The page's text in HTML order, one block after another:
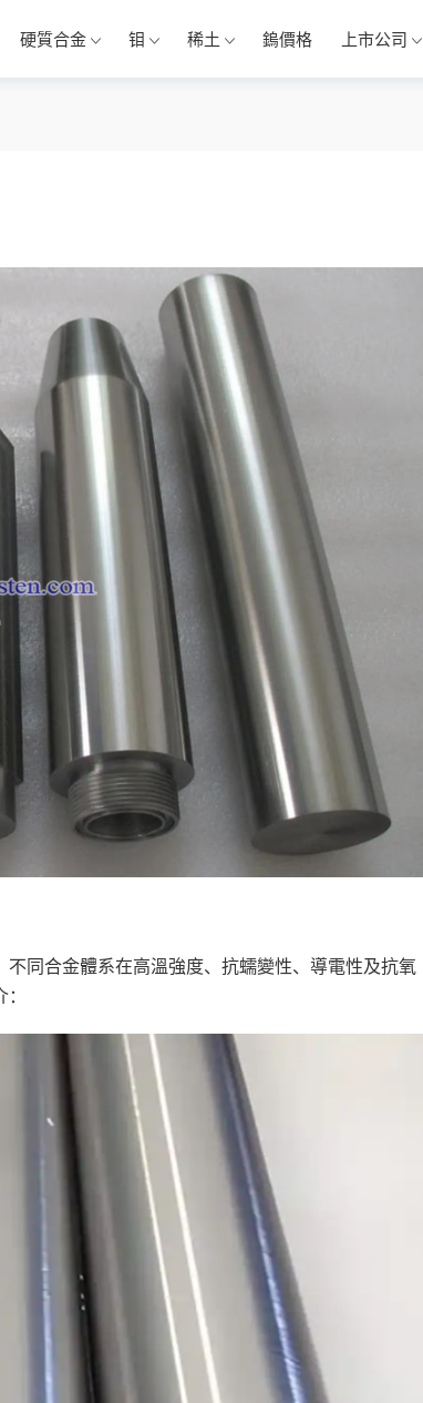
硬質合金 钼 稀土 鎢價格 上市公司
同合金體系在高溫強度、抗蠕變性、導電性及抗氧